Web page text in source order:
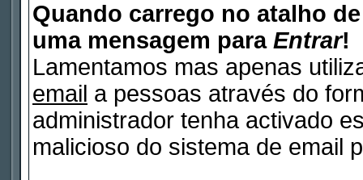
Quando carrego no atalho
uma mensagem para Entrar!
Lamentamos mas apenas
email a pessoas através do
administrador tenha activado
malicioso do sistema de email